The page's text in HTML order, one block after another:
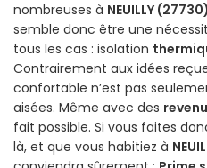
nombreuses à NEUILLY (27730)
semble donc être une
tous les cas : isolation
Contrairement aux idées
confortable n’est pas
aisées. Même avec des
fait possible. Si vous faites
là, et que vous habitiez à